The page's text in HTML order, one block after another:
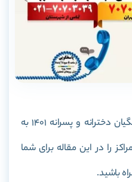
آزمون عملی تربیت بدنی فرهنگیان دخترانه و پسرانه 1401 به
را در این مقاله برای شما
باشید.